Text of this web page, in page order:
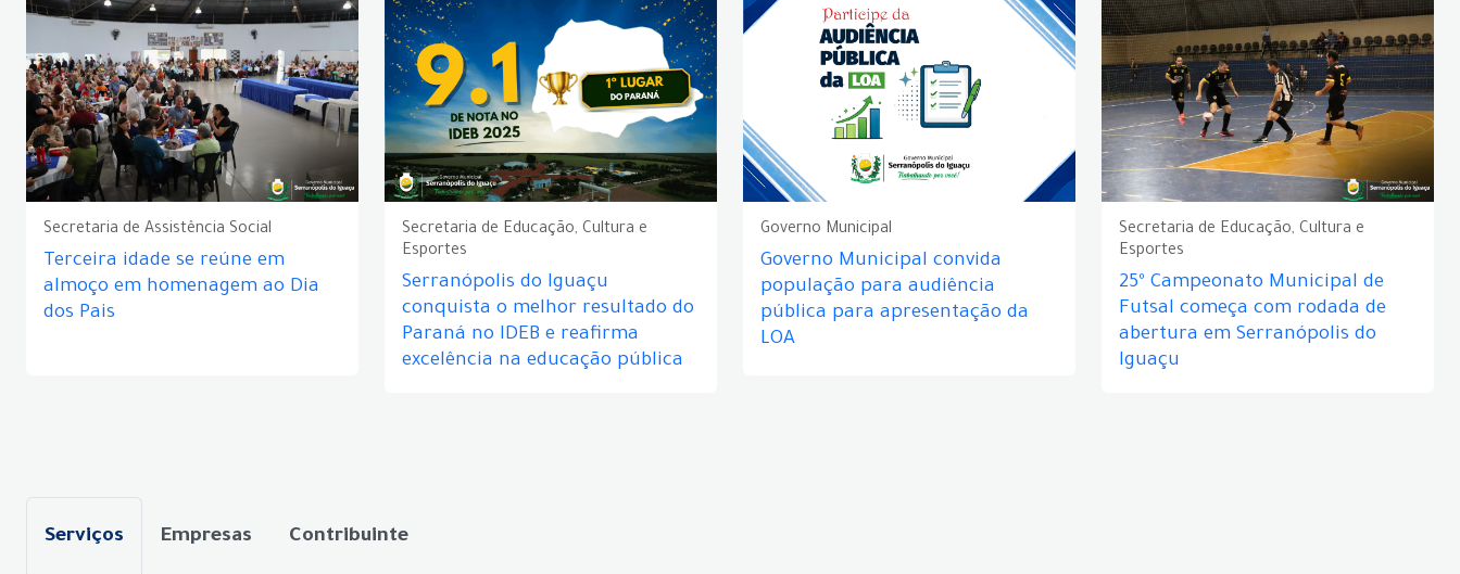
Secretaria de Assistência Social
Terceira idade se reúne em
almoço em homenagem ao Dia
dos Pais
Secretaria de Educação, Cultura e
Esportes
Serranópolis do Iguaçu
conquista o melhor resultado do
Paraná no IDEB e reafirma
excelência na educação pública
Governo Municipal
Governo Municipal convida
população para audiência
pública para apresentação da
LOA
Secretaria de Educação, Cultura e
Esportes
25º Campeonato Municipal de
Futsal começa com rodada de
abertura em Serranópolis do
Iguaçu
Serviços Empresas Contribuinte